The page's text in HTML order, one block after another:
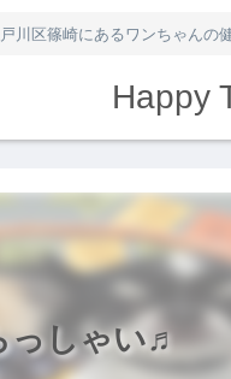
川区篠崎にあるワンちゃんの
Happy
っしゃい♬